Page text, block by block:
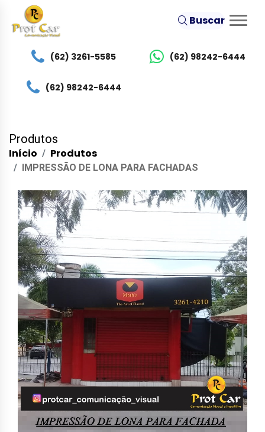
Buscar
(62) 3261-5585 (62) 98242-6444
(62) 98242-6444
Produtos
Início Produtos
IMPRESSÃO DE LONA PARA FACHADAS